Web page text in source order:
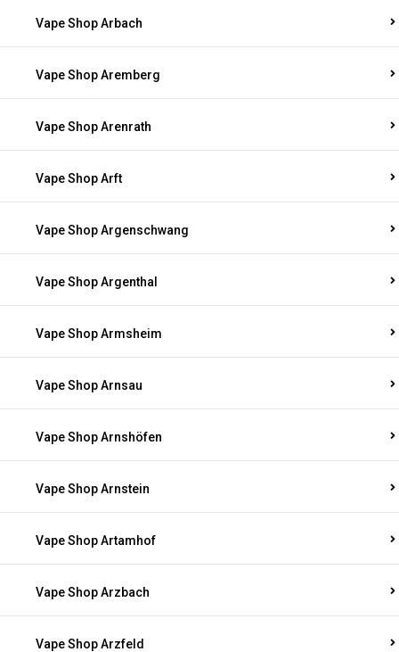
Vape Shop Arbach
Vape Shop Aremberg
Vape Shop Arenrath
Vape Shop Arft
Vape Shop Argenschwang
Vape Shop Argenthal
Vape Shop Armsheim
Vape Shop Arnsau
Vape Shop Arnshöfen
Vape Shop Arnstein
Vape Shop Artamhof
Vape Shop Arzbach
Vape Shop Arzfeld